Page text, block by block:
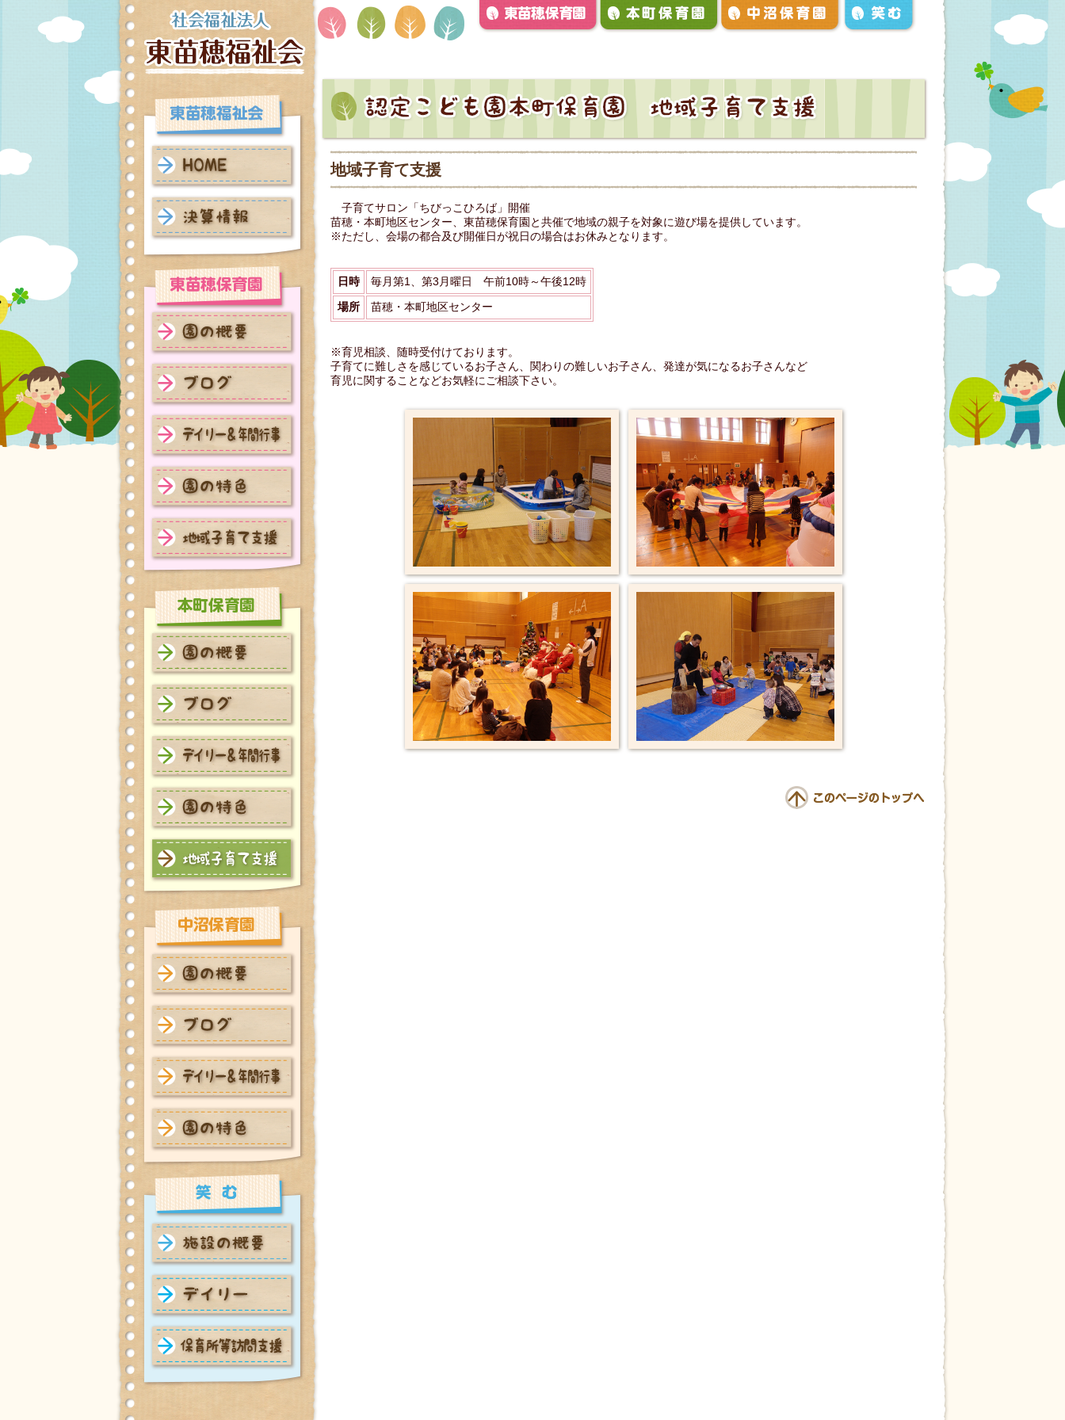
HOME
東苗穂保育園 園の概要
東苗穂保育園 ブログ
東苗穂保育園 デイリー＆年
間行事
東苗穂保育園 園の特色
東苗穂保育園 地域子育て支
本町保育園 園の概要
本町保育園 ブログ
本町保育園 デイリー＆年間
行事
本町保育園 園の特色
本町保育園 地域子育て支援
中沼保育園 園の概要
中沼保育園 ブログ
中沼保育園 デイリー＆年間
行事
中沼保育園 園の特色
笑む 施設の概要
笑む デイリー
笑む 保育所等訪問支援
地域子育て支援
子育てサロン「ちびっこひろば」開催
苗穂・本町地区センター、東苗穂保育園と共催で地域の親子を対象に遊び場を提供しています。
※ただし、会場の都合及び開催日が祝日の場合はお休みとなります。
日時
毎月第1、第3月曜日 午前10時～午後12時
場所
苗穂・本町地区センター
※育児相談、随時受付けております。
子育てに難しさを感じているお子さん、関わりの難しいお子さん、発達が気になるお子さんなど
育児に関することなどお気軽にご相談下さい。